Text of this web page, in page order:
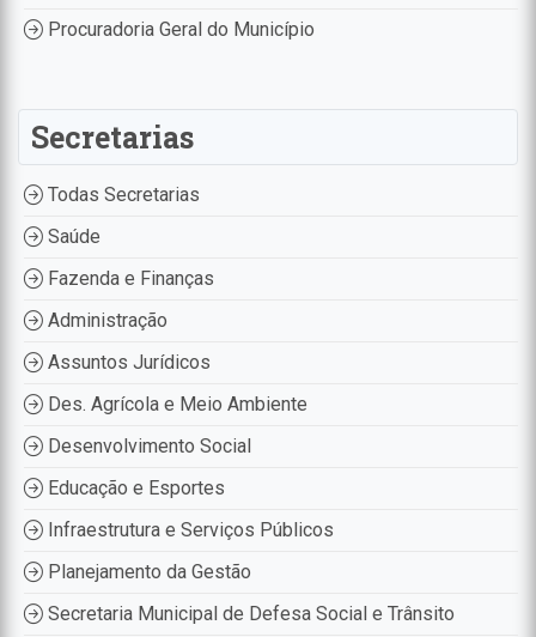
Procuradoria Geral do Município
Secretarias
Todas Secretarias
Saúde
Fazenda e Finanças
Administração
Assuntos Jurídicos
Des. Agrícola e Meio Ambiente
Desenvolvimento Social
Educação e Esportes
Infraestrutura e Serviços Públicos
Planejamento da Gestão
Secretaria Municipal de Defesa Social e Trânsito